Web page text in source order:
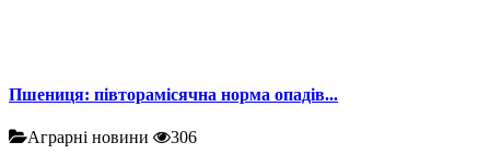
Пшениця: півторамісячна норма опадів...
Аграрні новини 306